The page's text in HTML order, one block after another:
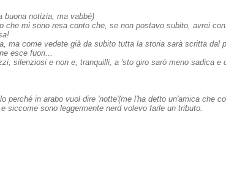
buona notizia, ma vabbé)
che mi sono resa conto che, se non postavo subito, avrei
ma come vedete già da subito tutta la storia sarà scritta dal
esce fuori...
silenziosi e non e, tranquilli, a 'sto giro sarò meno sadica e
perché in arabo vuol dire 'notte'(me l'ha detto un'amica che
siccome sono leggermente nerd volevo farle un tributo.